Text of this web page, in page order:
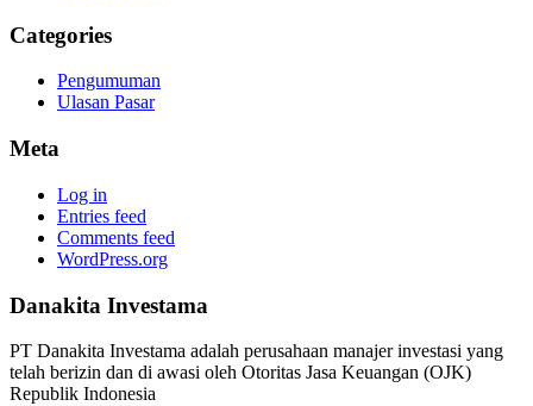
Categories
Pengumuman
Ulasan Pasar
Meta
Log in
Entries feed
Comments feed
WordPress.org
Danakita Investama
PT Danakita Investama adalah perusahaan manajer investasi yang
telah berizin dan di awasi oleh Otoritas Jasa Keuangan (OJK)
Republik Indonesia